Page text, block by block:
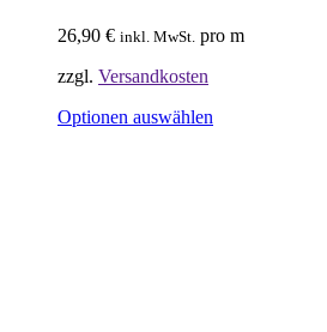
26,90 € inkl. MwSt. pro m
zzgl. Versandkosten
Optionen auswählen